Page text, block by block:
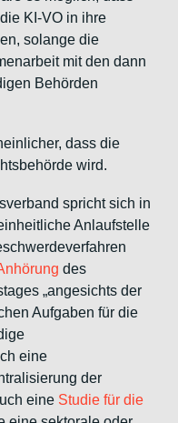
KI-VO in ihre
solange die
mit den dann
Behörden
dass die
wird.
spricht sich in
Anlaufstelle
des
„angesichts der
Aufgaben für die
eine
der
eine Studie für die